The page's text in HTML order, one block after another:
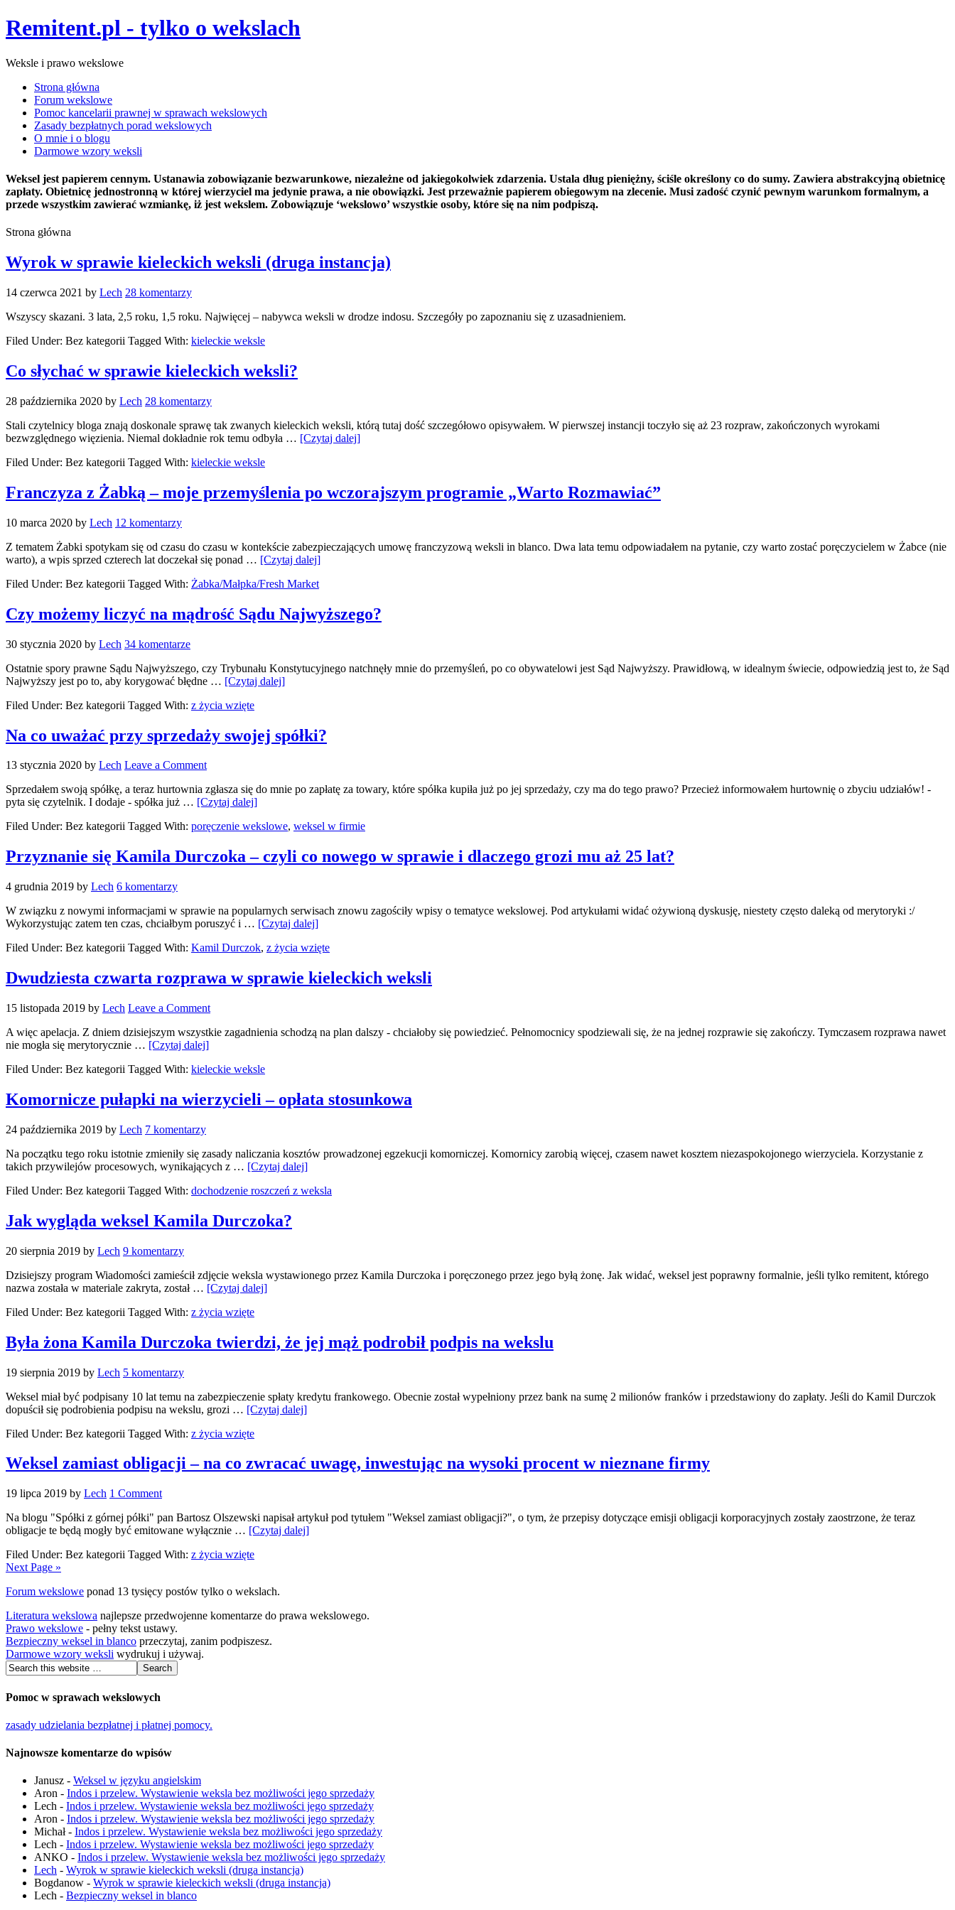
Remitent.pl - tylko o wekslach
Weksle i prawo wekslowe
Strona główna
Forum wekslowe
Pomoc kancelarii prawnej w sprawach wekslowych
Zasady bezpłatnych porad wekslowych
O mnie i o blogu
Darmowe wzory weksli
Weksel jest papierem cennym. Ustanawia zobowiązanie bezwarunkowe, niezależne od jakiegokolwiek zdarzenia. Ustala dług pieniężny, ściśle określony co do sumy. Zawiera abstrakcyjną obietnicę
zapłaty. Obietnicę jednostronną w której wierzyciel ma jedynie prawa, a nie obowiązki. Jest przeważnie papierem obiegowym na zlecenie. Musi zadość czynić pewnym warunkom formalnym, a
przede wszystkim zawierać wzmiankę, iż jest wekslem. Zobowiązuje ‘wekslowo’ wszystkie osoby, które się na nim podpiszą.
Strona główna
Wyrok w sprawie kieleckich weksli (druga instancja)
14 czerwca 2021 by Lech 28 komentarzy
Wszyscy skazani. 3 lata, 2,5 roku, 1,5 roku. Najwięcej – nabywca weksli w drodze indosu. Szczegóły po zapoznaniu się z uzasadnieniem.
Filed Under: Bez kategorii Tagged With: kieleckie weksle
Co słychać w sprawie kieleckich weksli?
28 października 2020 by Lech 28 komentarzy
Stali czytelnicy bloga znają doskonale sprawę tak zwanych kieleckich weksli, którą tutaj dość szczegółowo opisywałem. W pierwszej instancji toczyło się aż 23 rozpraw, zakończonych wyrokami
bezwzględnego więzienia. Niemal dokładnie rok temu odbyła … [Czytaj dalej]
Filed Under: Bez kategorii Tagged With: kieleckie weksle
Franczyza z Żabką – moje przemyślenia po wczorajszym programie „Warto Rozmawiać”
10 marca 2020 by Lech 12 komentarzy
Z tematem Żabki spotykam się od czasu do czasu w kontekście zabezpieczających umowę franczyzową weksli in blanco. Dwa lata temu odpowiadałem na pytanie, czy warto zostać poręczycielem w Żabce (nie
warto), a wpis sprzed czterech lat doczekał się ponad … [Czytaj dalej]
Filed Under: Bez kategorii Tagged With: Żabka/Małpka/Fresh Market
Czy możemy liczyć na mądrość Sądu Najwyższego?
30 stycznia 2020 by Lech 34 komentarze
Ostatnie spory prawne Sądu Najwyższego, czy Trybunału Konstytucyjnego natchnęły mnie do przemyśleń, po co obywatelowi jest Sąd Najwyższy. Prawidłową, w idealnym świecie, odpowiedzią jest to, że Sąd
Najwyższy jest po to, aby korygować błędne … [Czytaj dalej]
Filed Under: Bez kategorii Tagged With: z życia wzięte
Na co uważać przy sprzedaży swojej spółki?
13 stycznia 2020 by Lech Leave a Comment
Sprzedałem swoją spółkę, a teraz hurtownia zgłasza się do mnie po zapłatę za towary, które spółka kupiła już po jej sprzedaży, czy ma do tego prawo? Przecież informowałem hurtownię o zbyciu udziałów! -
pyta się czytelnik. I dodaje - spółka już … [Czytaj dalej]
Filed Under: Bez kategorii Tagged With: poręczenie wekslowe, weksel w firmie
Przyznanie się Kamila Durczoka – czyli co nowego w sprawie i dlaczego grozi mu aż 25 lat?
4 grudnia 2019 by Lech 6 komentarzy
W związku z nowymi informacjami w sprawie na popularnych serwisach znowu zagościły wpisy o tematyce wekslowej. Pod artykułami widać ożywioną dyskusję, niestety często daleką od merytoryki :/
Wykorzystując zatem ten czas, chciałbym poruszyć i … [Czytaj dalej]
Filed Under: Bez kategorii Tagged With: Kamil Durczok, z życia wzięte
Dwudziesta czwarta rozprawa w sprawie kieleckich weksli
15 listopada 2019 by Lech Leave a Comment
A więc apelacja. Z dniem dzisiejszym wszystkie zagadnienia schodzą na plan dalszy - chciałoby się powiedzieć. Pełnomocnicy spodziewali się, że na jednej rozprawie się zakończy. Tymczasem rozprawa nawet
nie mogła się merytorycznie … [Czytaj dalej]
Filed Under: Bez kategorii Tagged With: kieleckie weksle
Komornicze pułapki na wierzycieli – opłata stosunkowa
24 października 2019 by Lech 7 komentarzy
Na początku tego roku istotnie zmieniły się zasady naliczania kosztów prowadzonej egzekucji komorniczej. Komornicy zarobią więcej, czasem nawet kosztem niezaspokojonego wierzyciela. Korzystanie z
takich przywilejów procesowych, wynikających z … [Czytaj dalej]
Filed Under: Bez kategorii Tagged With: dochodzenie roszczeń z weksla
Jak wygląda weksel Kamila Durczoka?
20 sierpnia 2019 by Lech 9 komentarzy
Dzisiejszy program Wiadomości zamieścił zdjęcie weksla wystawionego przez Kamila Durczoka i poręczonego przez jego byłą żonę. Jak widać, weksel jest poprawny formalnie, jeśli tylko remitent, którego
nazwa została w materiale zakryta, został … [Czytaj dalej]
Filed Under: Bez kategorii Tagged With: z życia wzięte
Była żona Kamila Durczoka twierdzi, że jej mąż podrobił podpis na wekslu
19 sierpnia 2019 by Lech 5 komentarzy
Weksel miał być podpisany 10 lat temu na zabezpieczenie spłaty kredytu frankowego. Obecnie został wypełniony przez bank na sumę 2 milionów franków i przedstawiony do zapłaty. Jeśli do Kamil Durczok
dopuścił się podrobienia podpisu na wekslu, grozi … [Czytaj dalej]
Filed Under: Bez kategorii Tagged With: z życia wzięte
Weksel zamiast obligacji – na co zwracać uwagę, inwestując na wysoki procent w nieznane firmy
19 lipca 2019 by Lech 1 Comment
Na blogu "Spółki z górnej półki" pan Bartosz Olszewski napisał artykuł pod tytułem "Weksel zamiast obligacji?", o tym, że przepisy dotyczące emisji obligacji korporacyjnych zostały zaostrzone, że teraz
obligacje te będą mogły być emitowane wyłącznie … [Czytaj dalej]
Filed Under: Bez kategorii Tagged With: z życia wzięte
Next Page »
Forum wekslowe ponad 13 tysięcy postów tylko o wekslach.
Literatura wekslowa najlepsze przedwojenne komentarze do prawa wekslowego.
Prawo wekslowe - pełny tekst ustawy.
Bezpieczny weksel in blanco przeczytaj, zanim podpiszesz.
Darmowe wzory weksli wydrukuj i używaj.
Pomoc w sprawach wekslowych
zasady udzielania bezpłatnej i płatnej pomocy.
Najnowsze komentarze do wpisów
Janusz - Weksel w języku angielskim
Aron - Indos i przelew. Wystawienie weksla bez możliwości jego sprzedaży
Lech - Indos i przelew. Wystawienie weksla bez możliwości jego sprzedaży
Aron - Indos i przelew. Wystawienie weksla bez możliwości jego sprzedaży
Michał- Indos i przelew. Wystawienie weksla bez możliwości jego sprzedaży
Lech - Indos i przelew. Wystawienie weksla bez możliwości jego sprzedaży
ANKO - Indos i przelew. Wystawienie weksla bez możliwości jego sprzedaży
Lech - Wyrok w sprawie kieleckich weksli (druga instancja)
Bogdanow - Wyrok w sprawie kieleckich weksli (druga instancja)
Lech - Bezpieczny weksel in blanco